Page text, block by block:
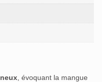
, évoquant la mangue